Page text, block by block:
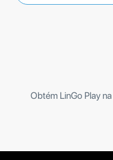
Obtém LinGo Play na